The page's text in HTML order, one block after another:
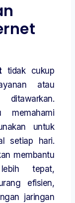
tidak cukup
atau
memahami
untuk
setiap hari.
membantu
tepat,
efisien,
jaringan